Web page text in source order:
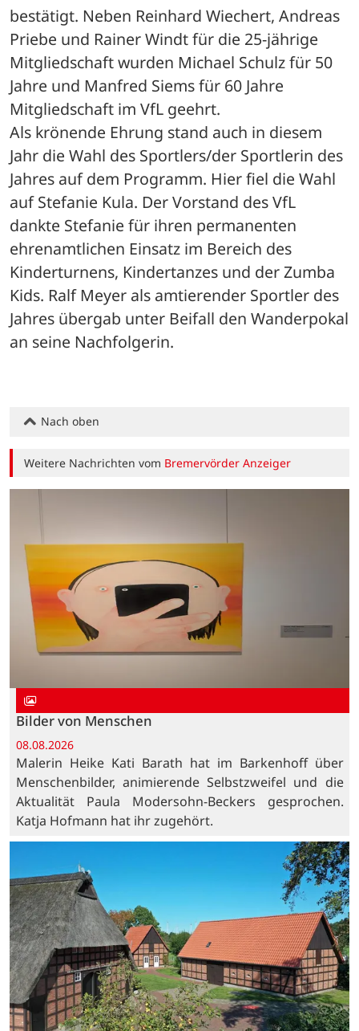
bestätigt. Neben Reinhard Wiechert, Andreas
Priebe und Rainer Windt für die 25-jährige
Mitgliedschaft wurden Michael Schulz für 50
Jahre und Manfred Siems für 60 Jahre
Mitgliedschaft im VfL geehrt.
Als krönende Ehrung stand auch in diesem
Jahr die Wahl des Sportlers/der Sportlerin des
Jahres auf dem Programm. Hier fiel die Wahl
auf Stefanie Kula. Der Vorstand des VfL
dankte Stefanie für ihren permanenten
ehrenamtlichen Einsatz im Bereich des
Kinderturnens, Kindertanzes und der Zumba
Kids. Ralf Meyer als amtierender Sportler des
Jahres übergab unter Beifall den Wanderpokal
an seine Nachfolgerin.
Nach oben
Weitere Nachrichten vom Bremervörder Anzeiger
Bilder von Menschen
08.08.2026
Malerin Heike Kati Barath hat im Barkenhoff über
Menschenbilder, animierende Selbstzweifel und die
Aktualität Paula Modersohn-Beckers gesprochen.
Katja Hofmann hat ihr zugehört.